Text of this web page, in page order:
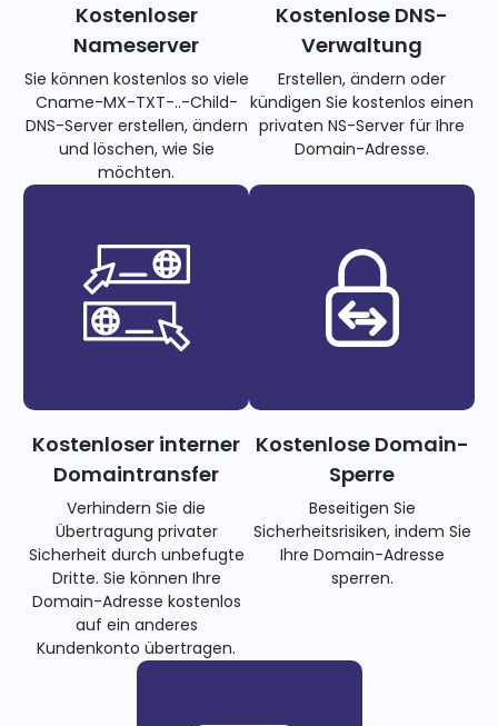
Kostenloser
Nameserver
Sie können kostenlos so viele
Cname-MX-TXT-..-Child-
DNS-Server erstellen, ändern
und löschen, wie Sie
möchten.
Kostenlose DNS-
Verwaltung
Erstellen, ändern oder
kündigen Sie kostenlos einen
privaten NS-Server für Ihre
Domain-Adresse.
Kostenloser interner
Domaintransfer
Verhindern Sie die
Übertragung privater
Sicherheit durch unbefugte
Dritte. Sie können Ihre
Domain-Adresse kostenlos
auf ein anderes
Kundenkonto übertragen.
Kostenlose Domain-
Sperre
Beseitigen Sie
Sicherheitsrisiken, indem Sie
Ihre Domain-Adresse
sperren.